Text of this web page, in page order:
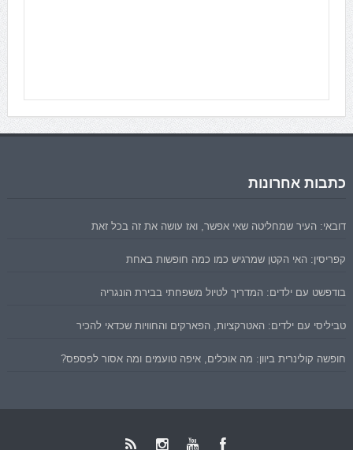
כתבות אחרונות
דובאי: העיר שמחליטה שאי אפשר, ואז עושה את זה בכל זאת
קפריסין: האי הקטן שמרגיש כמו כמה חופשות באחת
בודפשט עם ילדים: המדריך לטיול משפחתי בבירת הונגריה
טביליסי עם ילדים: האטרקציות, הפארקים והחוויות שכדאי להכיר
חופשה קולינרית ביוון: מה אוכלים, איפה טועמים ומה אסור לפספס?